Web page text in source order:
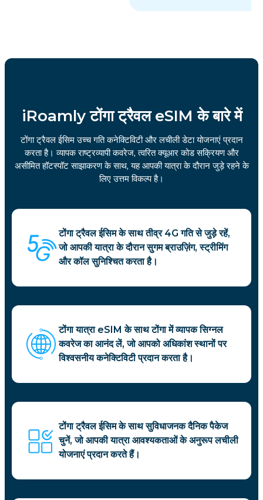
iRoamly टोंगा ट्रैवल eSIM के बारे में
टोंगा ट्रैवल ईसिम उच्च गति कनेक्टिविटी और लचीली डेटा योजनाएं प्रदान
करता है। व्यापक राष्ट्रव्यापी कवरेज, त्वरित क्यूआर कोड सक्रियण और
असीमित हॉटस्पॉट साझाकरण के साथ, यह आपकी यात्रा के दौरान जुड़े रहने के
लिए उत्तम विकल्प है।
टोंगा ट्रैवल ईसिम के साथ तीव्र 4G गति से जुड़े रहें,
जो आपकी यात्रा के दौरान सुगम ब्राउज़िंग, स्ट्रीमिंग
और कॉल सुनिश्चित करता है।
टोंगा यात्रा eSIM के साथ टोंगा में व्यापक सिग्नल
कवरेज का आनंद लें, जो आपको अधिकांश स्थानों पर
विश्वसनीय कनेक्टिविटी प्रदान करता है।
टोंगा ट्रैवल ईसिम के साथ सुविधाजनक दैनिक पैकेज
चुनें, जो आपकी यात्रा आवश्यकताओं के अनुरूप लचीली
योजनाएं प्रदान करते हैं।